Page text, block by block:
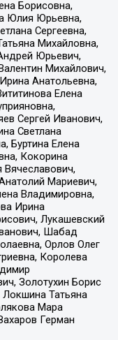
Борисовна,
Юлия Юрьевна,
Сергеевна,
Михайловна,
Юрьевич,
Михайлович,
Анатольевна,
Елена
Сергей Иванович,
Светлана
Буртина Елена
Кокорина
Мариевич,
Владимировна,
Ирина
Лукашевский
Шабад
Орлов Олег
Королева
Золотухин Борис
Татьяна
Мара
Герман